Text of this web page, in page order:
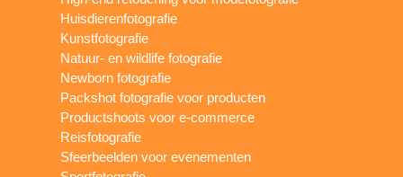
Huisdierenfotografie
Kunstfotografie
Natuur- en wildlife fotografie
Newborn fotografie
Packshot fotografie voor producten
Productshoots voor e-commerce
Reisfotografie
Sfeerbeelden voor evenementen